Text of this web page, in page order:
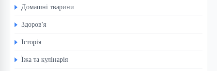
Домашні тварини
Здоров'я
Історія
Їжа та кулінарія